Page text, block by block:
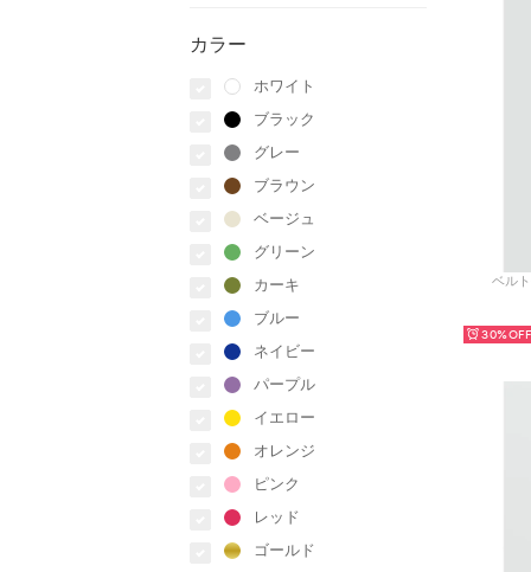
カラー
ホワイト
ブラック
グレー
ブラウン
ベージュ
グリーン
カーキ
ブルー
ネイビー
パープル
イエロー
オレンジ
ピンク
レッド
ゴールド
ベル
30%